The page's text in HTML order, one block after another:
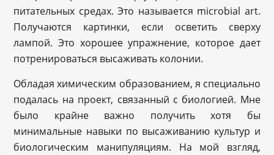
питательных средах. Это называется microbial art.
Получаются картинки, если осветить сверху
лампой. Это хорошее упражнение, которое дает
потренироваться высаживать колонии.
Обладая химическим образованием, я специально
подалась на проект, связанный с биологией. Мне
было крайне важно получить хотя бы
минимальные навыки по высаживанию культур и
биологическим манипуляциям. На мой взгляд,